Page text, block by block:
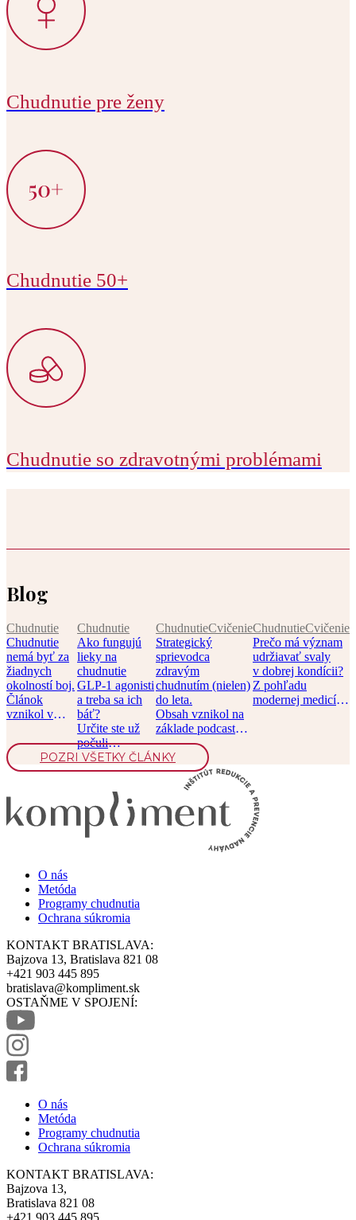
Chudnutie pre ženy
Chudnutie 50+
Chudnutie so zdravotnými problémami
Blog
Chudnutie
Chudnutie
nemá byť za
žiadnych
okolností boj.
Článok
vznikol v
časopisom
Moje zdravie.
[…]
Chudnutie
Ako fungujú
lieky na
chudnutie
GLP-1 agonisti
a treba sa ich
báť?
Určite ste už
počuli
o liekoch na
chudnutie,
ChudnutieCvičenie
Strategický
sprievodca
zdravým
chudnutím (nielen)
do leta.
Obsah vznikol na
základe podcastu
Chronicky
v pohode, epizóda
[…]
ChudnutieCvičenie
Prečo má význam
udržiavať svaly
v dobrej kondícii?
Z pohľadu
modernej medicíny
POZRI VŠETKY ČLÁNKY
O nás
Metóda
Programy chudnutia
Ochrana súkromia
KONTAKT BRATISLAVA:
Bajzova 13, Bratislava 821 08
+421 903 445 895
bratislava@kompliment.sk
OSTAŇME V SPOJENÍ:
O nás
Metóda
Programy chudnutia
Ochrana súkromia
KONTAKT BRATISLAVA:
Bajzova 13,
Bratislava 821 08